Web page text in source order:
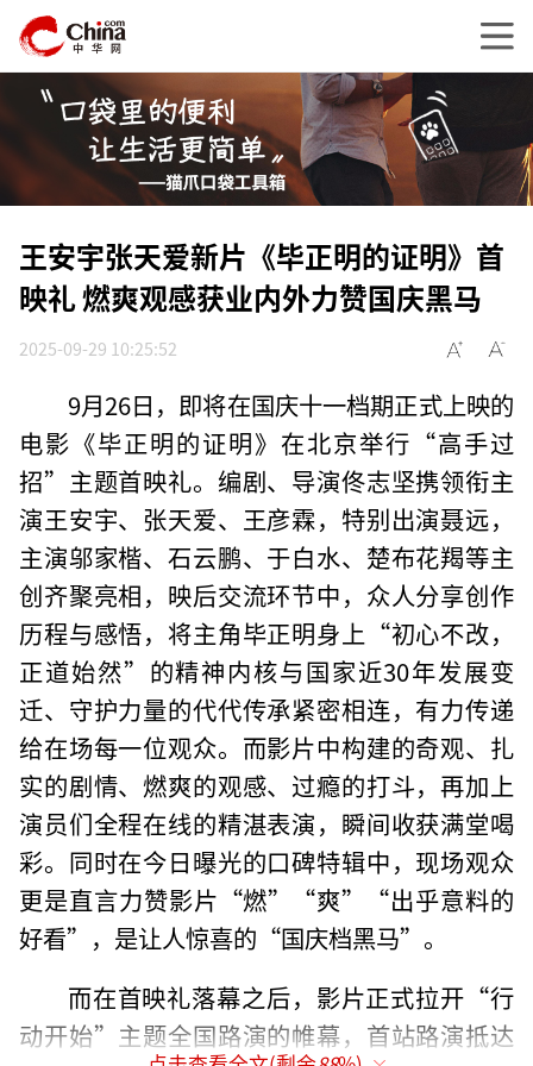
王安宇张天爱新片《毕正明的证明》首
映礼 燃爽观感获业内外力赞国庆黑马
2025-09-29 10:25:52
9月26日，即将在国庆十一档期正式上映的
电影《毕正明的证明》在北京举行“高手过
招”主题首映礼。编剧、导演佟志坚携领衔主
演王安宇、张天爱、王彦霖，特别出演聂远，
主演邬家楷、石云鹏、于白水、楚布花羯等主
创齐聚亮相，映后交流环节中，众人分享创作
历程与感悟，将主角毕正明身上“初心不改，
正道始然”的精神内核与国家近30年发展变
迁、守护力量的代代传承紧密相连，有力传递
给在场每一位观众。而影片中构建的奇观、扎
实的剧情、燃爽的观感、过瘾的打斗，再加上
演员们全程在线的精湛表演，瞬间收获满堂喝
彩。同时在今日曝光的口碑特辑中，现场观众
更是直言力赞影片“燃”“爽”“出乎意料的
好看”，是让人惊喜的“国庆档黑马”。
而在首映礼落幕之后，影片正式拉开“行
动开始”主题全国路演的帷幕，首站路演抵达